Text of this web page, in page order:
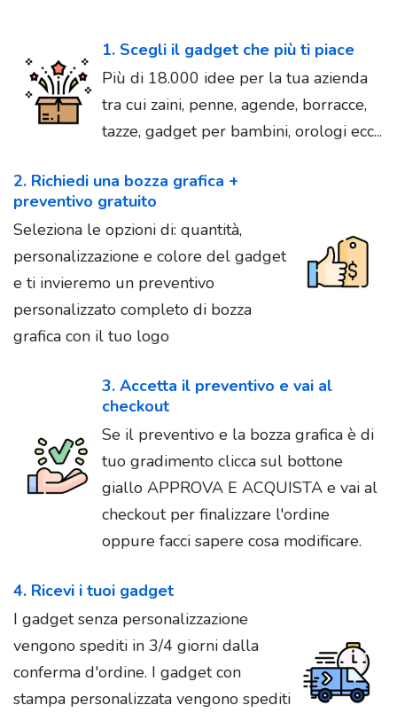
1. Scegli il gadget che più ti piace
Più di 18.000 idee per la tua azienda
tra cui zaini, penne, agende, borracce,
tazze, gadget per bambini, orologi ecc...
2. Richiedi una bozza grafica +
preventivo gratuito
Seleziona le opzioni di: quantità,
personalizzazione e colore del gadget
e ti invieremo un preventivo
personalizzato completo di bozza
grafica con il tuo logo
3. Accetta il preventivo e vai al
checkout
Se il preventivo e la bozza grafica è di
tuo gradimento clicca sul bottone
giallo APPROVA E ACQUISTA e vai al
checkout per finalizzare l'ordine
oppure facci sapere cosa modificare.
4. Ricevi i tuoi gadget
I gadget senza personalizzazione
vengono spediti in 3/4 giorni dalla
conferma d'ordine. I gadget con
stampa personalizzata vengono spediti